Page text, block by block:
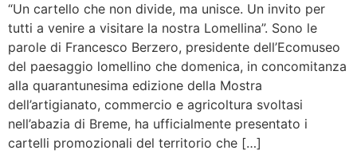
“Un cartello che non divide, ma unisce. Un invito per
tutti a venire a visitare la nostra Lomellina”. Sono le
parole di Francesco Berzero, presidente dell’Ecomuseo
del paesaggio lomellino che domenica, in concomitanza
alla quarantunesima edizione della Mostra
dell’artigianato, commercio e agricoltura svoltasi
nell’abazia di Breme, ha ufficialmente presentato i
cartelli promozionali del territorio che […]